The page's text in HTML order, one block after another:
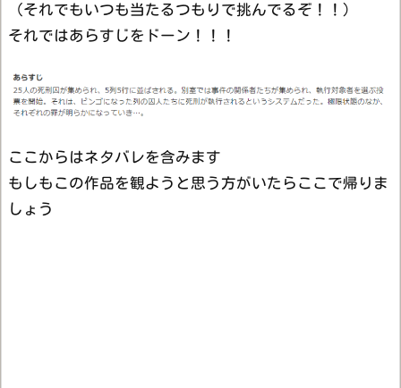
（それでもいつも当たるつもりで挑んでるぞ！！）
それではあらすじをドーン！！！
ここからはネタバレを含みます
もしもこの作品を観ようと思う方がいたらここで帰りま
しょう